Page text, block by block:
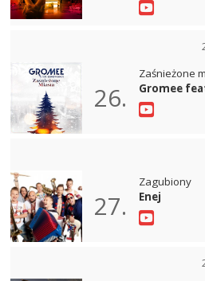
26.
Zaśnieżone
Gromee
27.
Zagubiony
Enej